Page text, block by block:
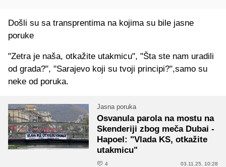
Došli su sa transprentima na kojima su bile jasne
poruke
"Zetra je naša, otkažite utakmicu", "Šta ste nam uradili
od grada?", "Sarajevo koji su tvoji principi?",samo su
neke od poruka.
Jasna poruka
Osvanula parola na mostu na
Skenderiji zbog meča Dubai -
Hapoel: "Vlada KS, otkažite
utakmicu"
4 03.11.25. 10:28